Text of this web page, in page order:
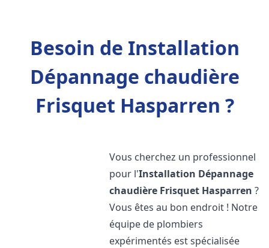
Besoin de Installation
Dépannage chaudière
Frisquet Hasparren ?
Vous cherchez un professionnel
pour l'Installation Dépannage
chaudière Frisquet Hasparren ?
Vous êtes au bon endroit ! Notre
équipe de plombiers
expérimentés est spécialisée